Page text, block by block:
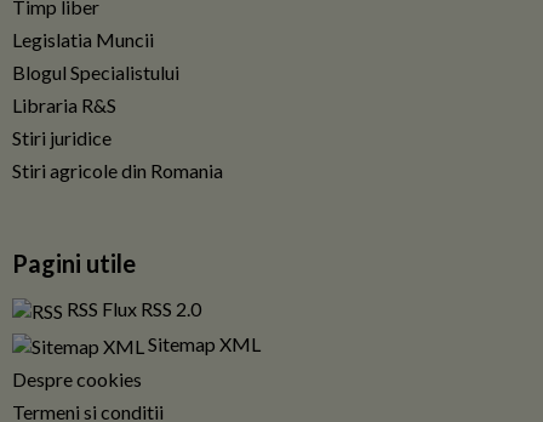
Timp liber
Legislatia Muncii
Blogul Specialistului
Libraria R&S
Stiri juridice
Stiri agricole din Romania
Pagini utile
RSS Flux RSS 2.0
Sitemap XML
Despre cookies
Termeni si conditii